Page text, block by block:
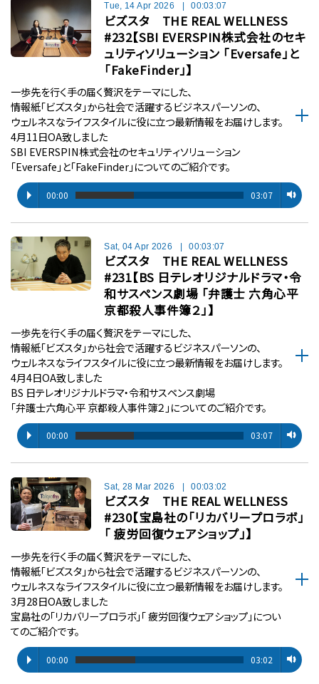
Tue, 14 Apr 2026 00:03:07
ビズスタ THE REAL WELLNESS
#232【SBI EVERSPIN株式会社のセキ
ュリティソリューション 「Eversafe」と
「FakeFinder」】
一歩先を行く手の届く贅沢をテーマにした、
情報紙「ビズスタ」から社会で活躍するビジネスパーソンの、
ウェルネスなライフスタイルに役に立つ最新情報をお届けします。
4月11日OA致しました
SBI EVERSPIN株式会社のセキュリティソリューション
「Eversafe」と「FakeFinder」についてのご紹介です。
00:00 03:07
Sat, 04 Apr 2026 | 00:03:07
ビズスタ THE REAL WELLNESS
#231【BS 日テレオリジナルドラマ・令
和サスペンス劇場 「弁護士 六角心平
京都殺人事件簿２」】
一歩先を行く手の届く贅沢をテーマにした、
情報紙「ビズスタ」から社会で活躍するビジネスパーソンの、
ウェルネスなライフスタイルに役に立つ最新情報をお届けします。
4月4日OA致しました
BS 日テレオリジナルドラマ・令和サスペンス劇場
「弁護士六角心平 京都殺人事件簿２」についてのご紹介です。
00:00 03:07
Sat, 28 Mar 2026 00:03:02
ビズスタ THE REAL WELLNESS
#230【宝島社の「リカバリープロラボ」
「 疲労回復ウェアショップ」】
一歩先を行く手の届く贅沢をテーマにした、
情報紙「ビズスタ」から社会で活躍するビジネスパーソンの、
ウェルネスなライフスタイルに役に立つ最新情報をお届けします。
3月28日OA致しました
宝島社の「リカバリープロラボ」「 疲労回復ウェアショップ」につい
てのご紹介です。
00:00 03:02